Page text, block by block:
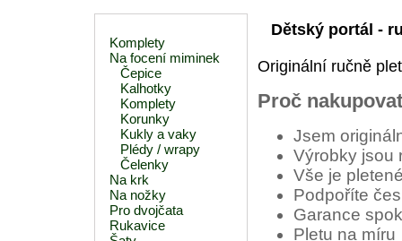
Komplety
Na focení miminek
Čepice
Kalhotky
Komplety
Korunky
Kukly a vaky
Plédy / wrapy
Čelenky
Na krk
Na nožky
Pro dvojčata
Rukavice
Dětský portál -
Originální ručně
Proč
Jsem
Výrobky jsou
Vše je
Podpoříte
Garance
Pletu na míru